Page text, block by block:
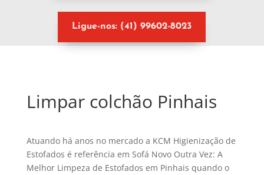
Ligue-nos: (41) 99602-8023
Limpar colchão Pinhais
Atuando há anos no mercado a KCM Higienização de
Estofados é referência em Sofá Novo Outra Vez: A
Melhor Limpeza de Estofados em Pinhais quando o